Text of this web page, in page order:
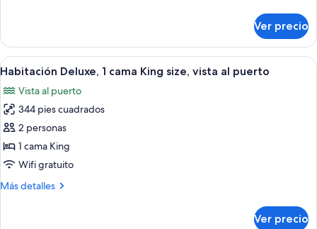
camas
matrimoniales
doble
superior,
2
matrimoniales
Ver precio
Abrir
todas
las
fotos
de
Habitación
Deluxe,
cama
Habitación de hotel con un ventanal
6
Habitación Deluxe, 1 cama King size, vista al puerto
Vista al puerto
344 pies cuadrados
2 personas
1 cama King
Wifi gratuito
Más detalles
Más
Ver precio